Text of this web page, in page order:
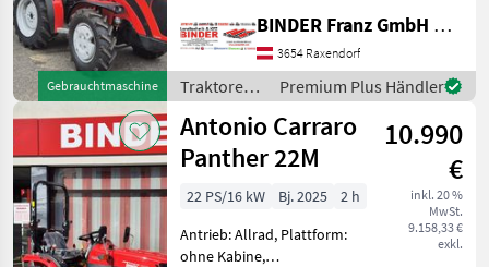
Gebrauchtmaschine
ohne Kabine,
Zapfwellendrehzahl: 540,
Höchstgeschwindigkeit in
km/h: 30 km/h, Aufladung:
Turbolader
BINDER Franz GmbH & CoKG
3654 Raxendorf
Traktoren /
Antonio
Carraro
Premium Plus Händler
Antonio Carraro
Panther 22M
10.990
€
inkl. 20 %
MwSt.
9.158,33 €
exkl.
22 PS/16 kW Bj. 2025
2 h
Antrieb: Allrad, Plattform:
ohne Kabine,